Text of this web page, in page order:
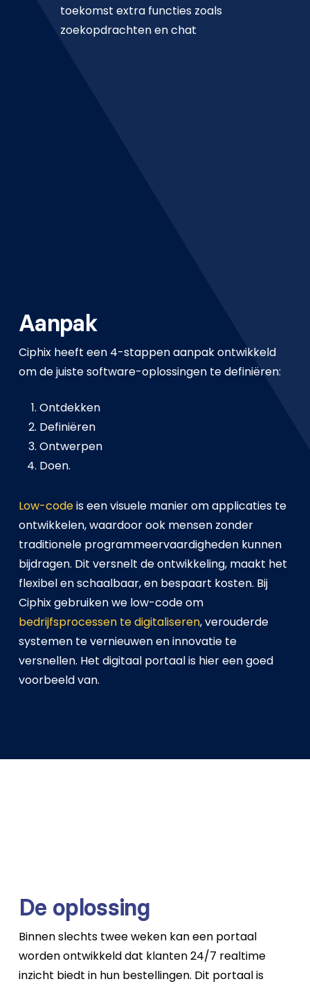
toekomst extra functies zoals
zoekopdrachten en chat
Aanpak
Ciphix heeft een 4-stappen aanpak ontwikkeld
om de juiste software-oplossingen te definiëren:
Ontdekken
Definiëren
Ontwerpen
Doen.
Low-codeis een visuele manier om applicaties te
ontwikkelen, waardoor ook mensen zonder
traditionele programmeervaardigheden kunnen
bijdragen. Dit versnelt de ontwikkeling, maakt het
flexibel en schaalbaar, en bespaart kosten. Bij
Ciphix gebruiken we low-code om
bedrijfsprocessen te digitaliseren, verouderde
systemen te vernieuwen en innovatie te
versnellen. Het digitaal portaal is hier een goed
voorbeeld van.
De oplossing
Binnen slechts twee weken kan een portaal
worden ontwikkeld dat klanten 24/7 realtime
inzicht biedt in hun bestellingen. Dit portaal is